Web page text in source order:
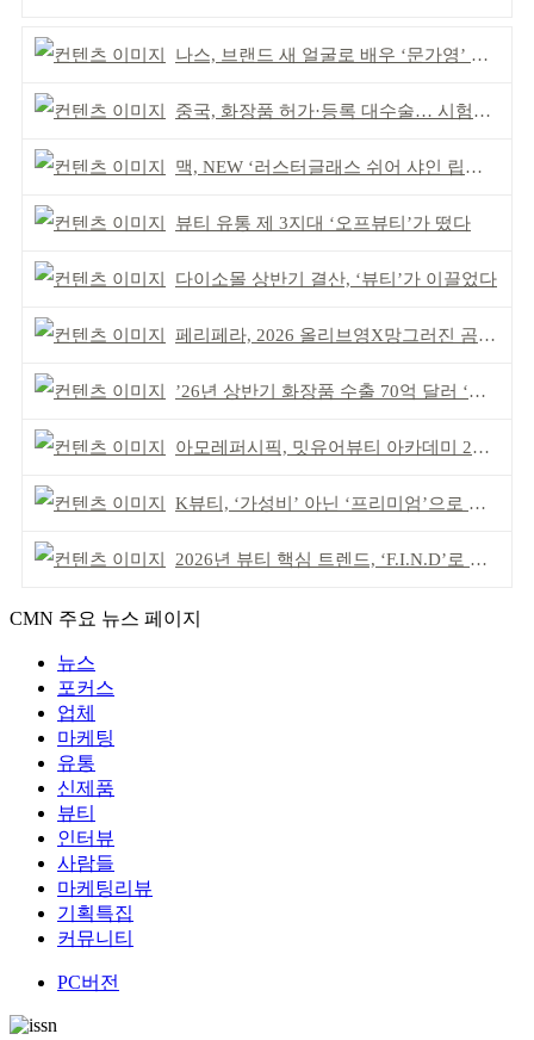
나스, 브랜드 새 얼굴로 배우 ‘문가영’ 발탁
중국, 화장품 허가·등록 대수술… 시험자료 공용 허용
맥, NEW ‘러스터글래스 쉬어 샤인 립스틱’ 출시
뷰티 유통 제 3지대 ‘오프뷰티’가 떴다
다이소몰 상반기 결산, ‘뷰티’가 이끌었다
페리페라, 2026 올리브영X망그러진 곰 콜라보
’26년 상반기 화장품 수출 70억 달러 ‘역대 최고’
아모레퍼시픽, 밋유어뷰티 아카데미 2기 발대식
K뷰티, ‘가성비’ 아닌 ‘프리미엄’으로 승부걸어야
2026년 뷰티 핵심 트렌드, ‘F.I.N.D’로 읽는다
CMN 주요 뉴스 페이지
뉴스
포커스
업체
마케팅
유통
신제품
뷰티
인터뷰
사람들
마케팅리뷰
기획특집
커뮤니티
PC버전